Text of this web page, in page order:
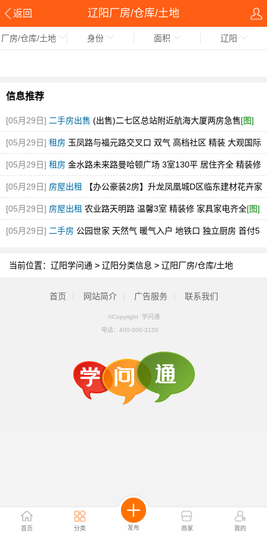
返回 辽阳厂房/仓库/土地
首页 分类 发布 商家 我的
厂房/仓库/土地 身份 面积 辽阳
信息推荐
[05月29日] 二手房出售 (出售)二七区总站附近航海大厦两房急售[图]
[05月29日] 租房 玉凤路与福元路交叉口 双气 高档社区 精装 大观国际
[图]
[05月29日] 租房 金水路未来路曼哈顿广场 3室130平 居住齐全 精装修
随时看[图]
[05月29日] 房屋出租 【办公豪装2房】升龙凤凰城D区临东建材花卉家
电市场中博旁急租[图]
[05月29日] 房屋出租 农业路天明路 温馨3室 精装修 家具家电齐全[图]
[05月29日] 二手房 公园世家 天然气 暖气入户 地铁口 独立厨房 首付5
当前位置： 辽阳学问通 > 辽阳分类信息 > 辽阳厂房/仓库/土地
首页 网站简介 广告服务 联系我们
©Copyright 学问通
电话： 400-000-3150